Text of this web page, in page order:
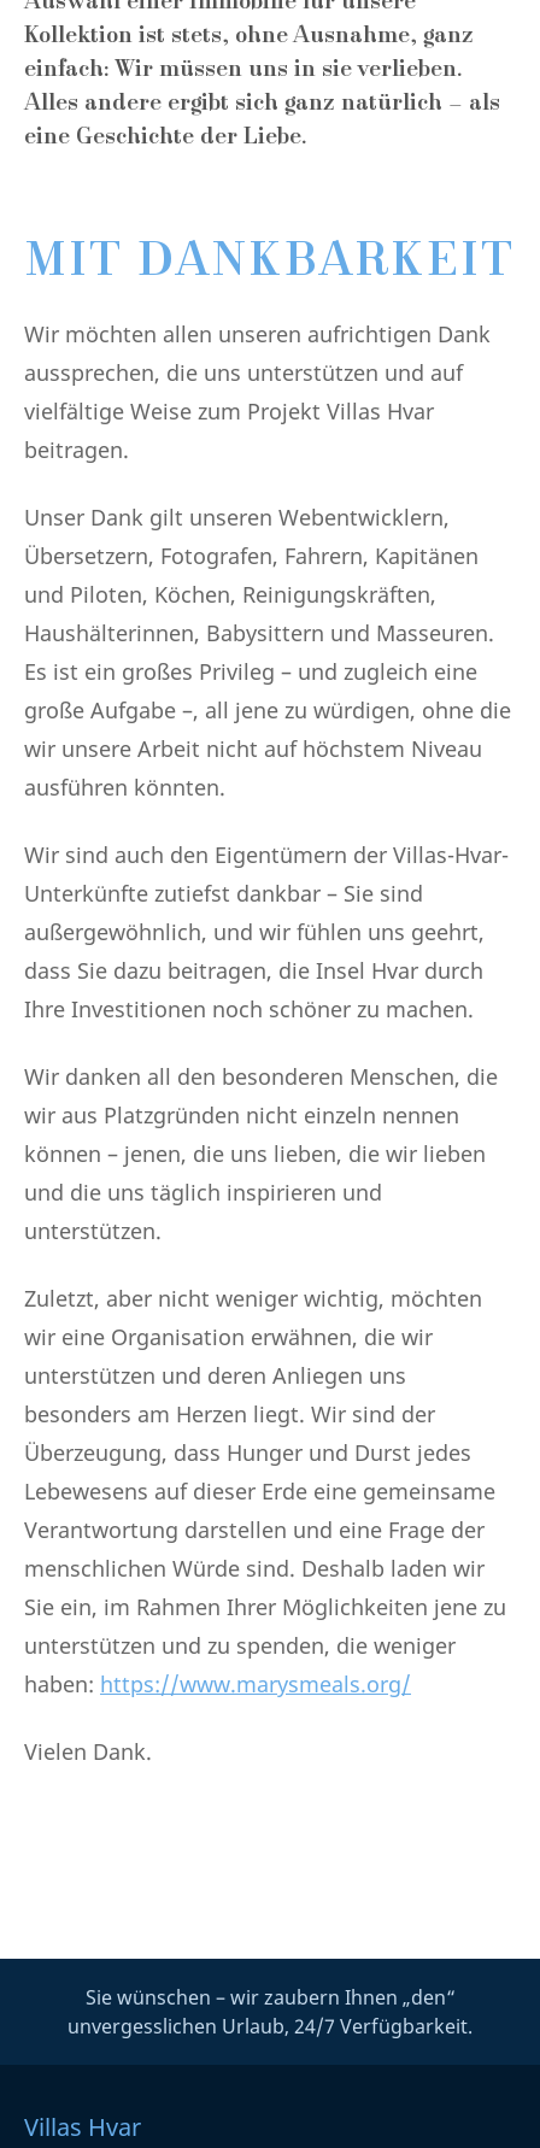
Kollektion ist stets, ohne Ausnahme, ganz
einfach: Wir müssen uns in sie verlieben.
Alles andere ergibt sich ganz natürlich – als
eine Geschichte der Liebe.
MIT DANKBARKEIT
Wir möchten allen unseren aufrichtigen Dank
aussprechen, die uns unterstützen und auf
vielfältige Weise zum Projekt Villas Hvar
beitragen.
Unser Dank gilt unseren Webentwicklern,
Übersetzern, Fotografen, Fahrern, Kapitänen
und Piloten, Köchen, Reinigungskräften,
Haushälterinnen, Babysittern und Masseuren.
Es ist ein großes Privileg – und zugleich eine
große Aufgabe –, all jene zu würdigen, ohne die
wir unsere Arbeit nicht auf höchstem Niveau
ausführen könnten.
Wir sind auch den Eigentümern der Villas-Hvar-
Unterkünfte zutiefst dankbar – Sie sind
außergewöhnlich, und wir fühlen uns geehrt,
dass Sie dazu beitragen, die Insel Hvar durch
Ihre Investitionen noch schöner zu machen.
Wir danken all den besonderen Menschen, die
wir aus Platzgründen nicht einzeln nennen
können – jenen, die uns lieben, die wir lieben
und die uns täglich inspirieren und
unterstützen.
Zuletzt, aber nicht weniger wichtig, möchten
wir eine Organisation erwähnen, die wir
unterstützen und deren Anliegen uns
besonders am Herzen liegt. Wir sind der
Überzeugung, dass Hunger und Durst jedes
Lebewesens auf dieser Erde eine gemeinsame
Verantwortung darstellen und eine Frage der
menschlichen Würde sind. Deshalb laden wir
Sie ein, im Rahmen Ihrer Möglichkeiten jene zu
unterstützen und zu spenden, die weniger
haben: https://www.marysmeals.org/
Vielen Dank.
Sie wünschen – wir zaubern Ihnen „den“
unvergesslichen Urlaub, 24/7 Verfügbarkeit.
Villas Hvar